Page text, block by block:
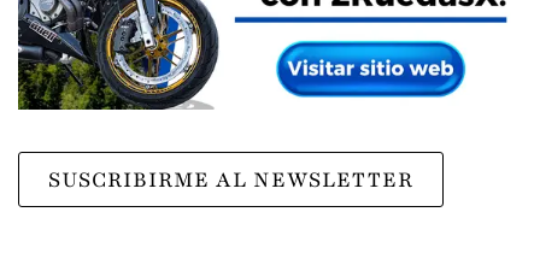
SUSCRIBIRME AL NEWSLETTER